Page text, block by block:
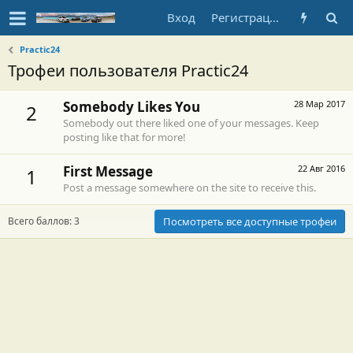
Вход Регистрация
Practic24
Трофеи пользователя Practic24
2 28 Мар 2017
Somebody Likes You
Somebody out there liked one of your messages. Keep
posting like that for more!
1 22 Авг 2016
First Message
Post a message somewhere on the site to receive this.
Всего баллов: 3 Посмотреть все доступные трофеи